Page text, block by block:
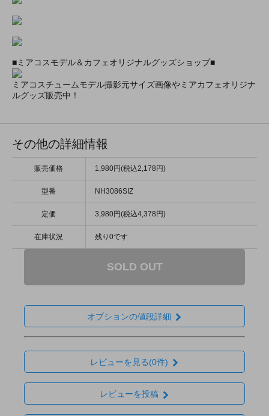
■ミアコスモデル＆カフェオリジナルグッズショップ■
ミアコスチュームモデル撮影元サイズ画像やミアカフェオリジナ
ルグッズ販売中！
その他の詳細情報
販売価格 1,980円(税込2,178円)
型番 NH3086SIZ
定価 3,980円(税込4,378円)
在庫状況 残り0です
SOLD OUT
オプションの値段詳細
レビューを見る(0件)
レビューを投稿